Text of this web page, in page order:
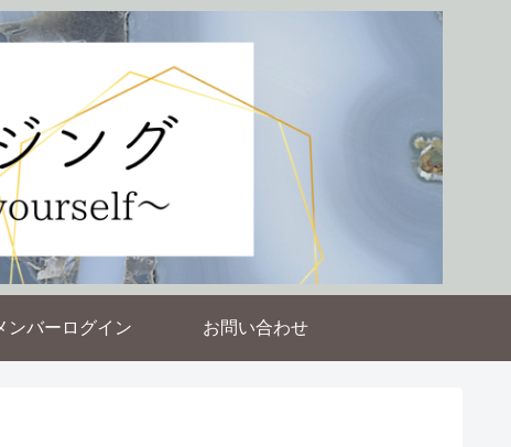
ンバーログイン お問い合わせ